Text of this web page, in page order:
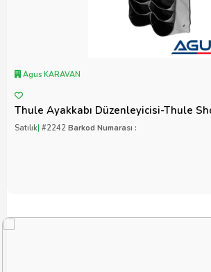
Agus KARAVAN
Thule Ayakkabı Düzenleyicisi-Thule
Satılık| #2242 Barkod Numarası :